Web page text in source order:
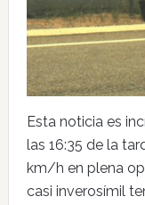
Esta noticia es
las 16:35 de la
km/h en plena
casi inverosímil